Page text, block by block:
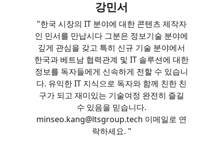
강민서
"한국 시장의 IT 분야에 대한 콘텐츠 제작자
인 민서를 만납시다 그분은 정보기술 분야에
깊게 관심을 갖고 특히 신규 기술 분야에서
한국과 베트남 협력관계 및 IT 솔루션에 대한
정보를 독자들에게 신속하게 전할 수 있습니
다. 유익한 IT 지식으로 독자와 함께 친한 친
구가 되고 재미있는 기술여정 완전히 즐길
수 있음을 믿습니다.
minseo.kang@ltsgroup.tech 이메일로 연
락하세요. "